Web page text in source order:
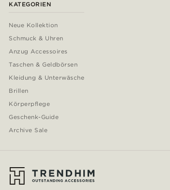
KATEGORIEN
Neue Kollektion
Schmuck & Uhren
Anzug Accessoires
Taschen & Geldbörsen
Kleidung & Unterwäsche
Brillen
Körperpflege
Geschenk-Guide
Archive Sale